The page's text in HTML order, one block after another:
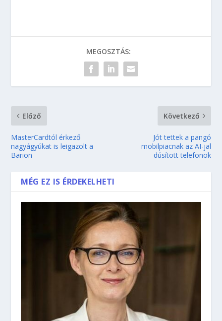
MEGOSZTÁS:
Előző
MasterCardtól érkező
nagyágyúkat is leigazolt a
Barion
Következő
Jót tettek a pangó
mobilpiacnak az AI-jal
dúsított telefonok
MÉG EZ IS ÉRDEKELHETI